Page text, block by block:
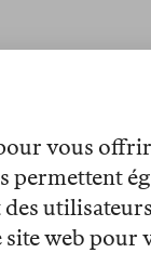
vous
permettent
des
web pour